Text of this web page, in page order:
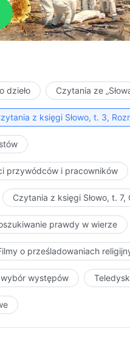
dzieło Czytania ze
z księgi Słowo, t. 3,
przywódców i pracowników
Czytania z księgi Słowo, t.
prawdy w wierze
o prześladowaniach
wybór występów